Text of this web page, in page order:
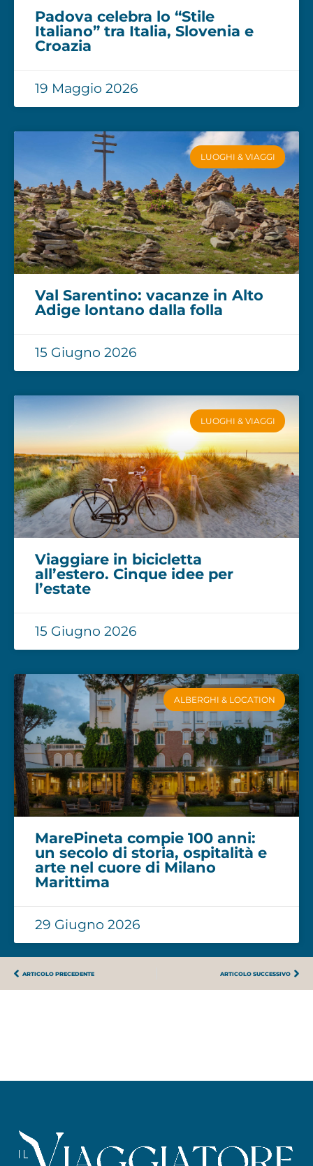
Padova celebra lo “Stile
Italiano” tra Italia, Slovenia e
Croazia
19 Maggio 2026
LUOGHI & VIAGGI
Val Sarentino: vacanze in Alto
Adige lontano dalla folla
15 Giugno 2026
LUOGHI & VIAGGI
Viaggiare in bicicletta
all’estero. Cinque idee per
l’estate
15 Giugno 2026
ALBERGHI & LOCATION
MarePineta compie 100 anni:
un secolo di storia, ospitalità e
arte nel cuore di Milano
Marittima
29 Giugno 2026
ARTICOLO PRECEDENTE ARTICOLO SUCCESSIVO